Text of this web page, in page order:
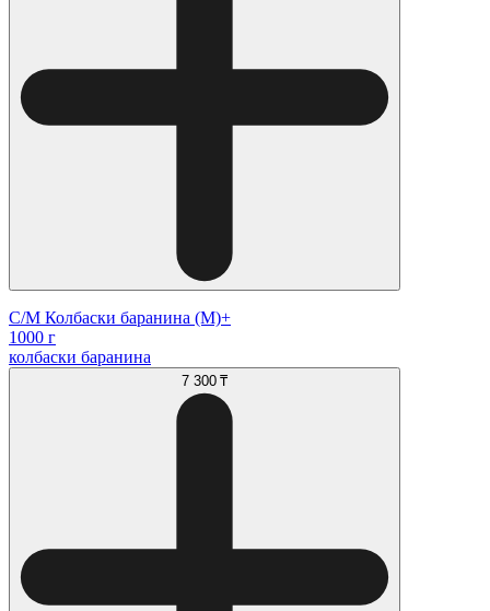
С/М Колбаски баранина (М)+
1000 г
колбаски баранина
7 300 ₸